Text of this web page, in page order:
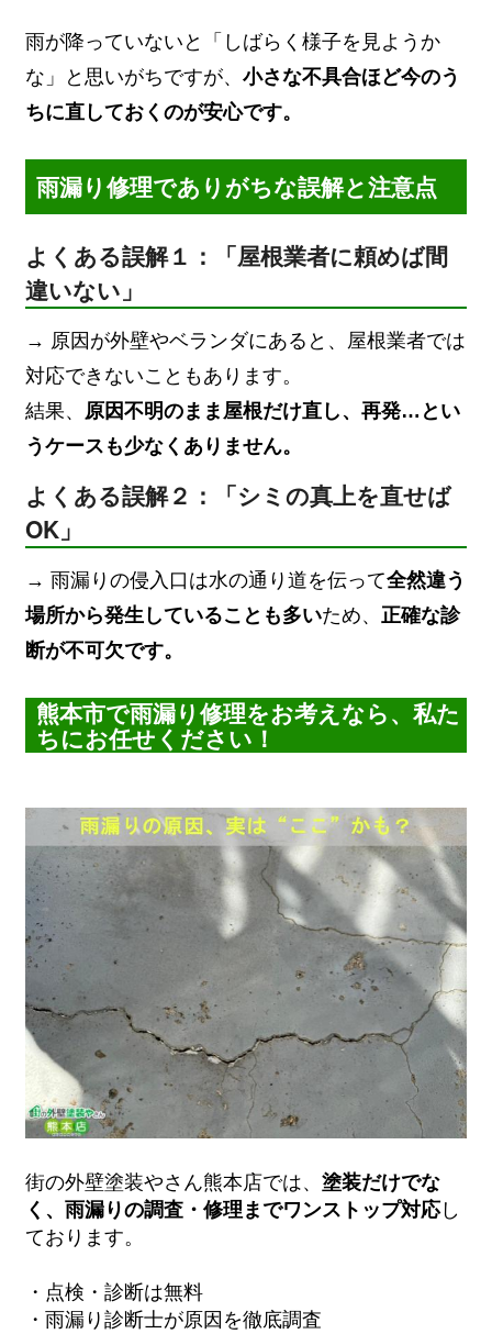
雨が降っていないと「しばらく様子を見ようか
な」と思いがちですが、 小さな不具合ほど今のう
ちに直しておくのが安心です。
雨漏り修理でありがちな誤解と注意点
よくある誤解１：「屋根業者に頼めば間
違いない」
→ 原因が外壁やベランダにあると、屋根業者では
対応できないこともあります。
結果、 原因不明のまま屋根だけ直し、再発…とい
うケースも少なくありません。
よくある誤解２：「シミの真上を直せば
OK」
→ 雨漏りの侵入口は水の通り道を伝って全然違う
場所から発生していることも多いため、 正確な診
断が不可欠です。
熊本市で雨漏り修理をお考えなら、私た
ちにお任せください！
街の外壁塗装やさん熊本店では、 塗装だけでな
く、雨漏りの調査・修理までワンストップ対応し
ております。
・点検・診断は無料
・雨漏り診断士が原因を徹底調査